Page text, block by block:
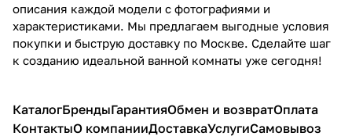
описания каждой модели с фотографиями и
характеристиками. Мы предлагаем выгодные условия
покупки и быструю доставку по Москве. Сделайте шаг
к созданию идеальной ванной комнаты уже сегодня!
КаталогБрендыГарантияОбмен и возвратОплата
КонтактыО компанииДоставкаУслугиСамовывоз